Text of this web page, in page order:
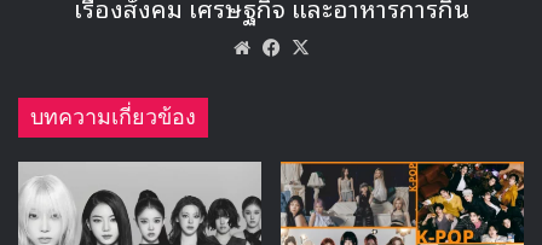
แต่โลกเบื้องหลังของวงการเว็บตูนนั้นไม่ได้งดงาม และสดใส
เหมือนที่เธอคิดไว้ เพราะหน้าที่ของกองบรรณาธิการนั้นเต็มไป
ด้วยรายละเอียดความจุกจิกมากมาย ทั้งการรับมือกับนักเขียนชื่อ
ดัง ความเร่งรีบของการทำงานในแต่ละวัน ไปจนถึงเหตุการณ์ไม่
คาดคิดที่อาจจะเกิดขึ้นได้เสมอ